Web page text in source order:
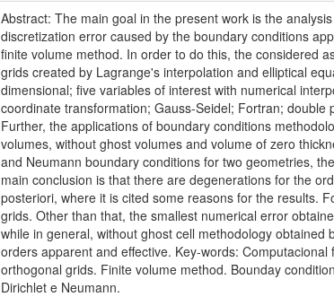
Abstract: The main goal in the present work is the
discretization error caused by the boundary conditions
finite volume method. In order to do this, the considered
grids created by Lagrange's interpolation and elliptical
dimensional; five variables of interest with numerical
coordinate transformation; Gauss-Seidel; Fortran; double
Further, the applications of boundary conditions
volumes, without ghost volumes and volume of zero
and Neumann boundary conditions for two geometries,
main conclusion is that there are degenerations for the
posteriori, where it is cited some reasons for the results.
grids. Other than that, the smallest numerical error
while in general, without ghost cell methodology obtained
orders apparent and effective. Key-words:
orthogonal grids. Finite volume method. Bounday
Dirichlet e Neumann.